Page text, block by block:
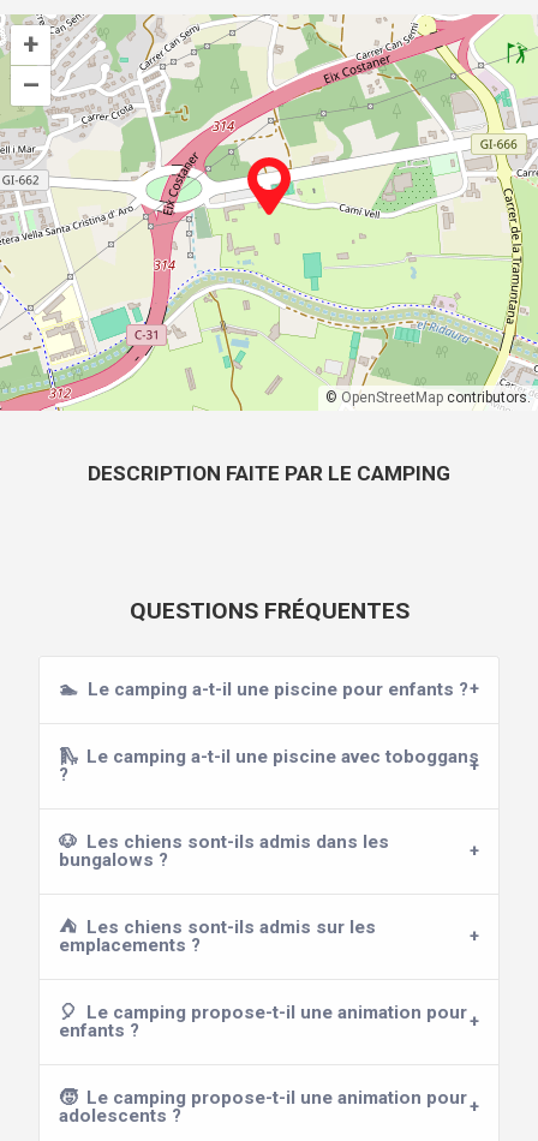
+
–
© OpenStreetMap contributors.
DESCRIPTION FAITE PAR LE CAMPING
QUESTIONS FRÉQUENTES
🏊 Le camping a-t-il une piscine pour enfants ?
🛝 Le camping a-t-il une piscine avec toboggans
?
🐶 Les chiens sont-ils admis dans les
bungalows ?
⛺ Les chiens sont-ils admis sur les
emplacements ?
🎈
Le camping propose-t-il une animation pour
enfants ?
🧒 Le camping propose-t-il une animation pour
adolescents ?